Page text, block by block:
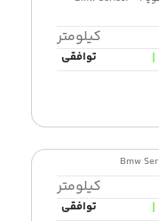
کیلومتر
|
توافقی
کیلومتر
|
توافقی